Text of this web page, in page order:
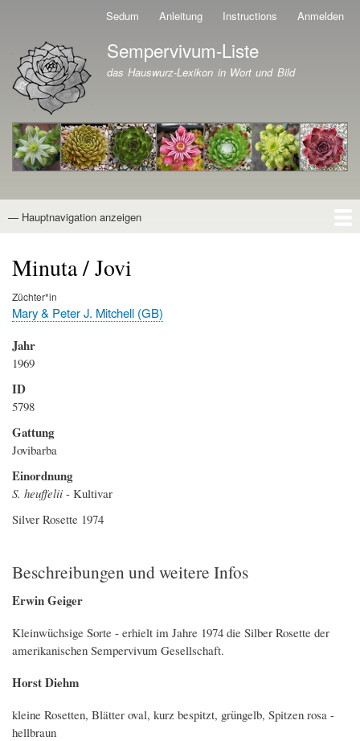
Direkt
zum
Inhalt
Sedum Anleitung Instructions Anmelden
Branding der Website
Sempervivum-Liste
das Hauswurz-Lexikon in Wort und Bild
Hauptnavigation
— Hauptnavigation anzeigen
Minuta / Jovi
Züchter*in
Mary & Peter J. Mitchell (GB)
Jahr
1969
ID
5798
Gattung
Jovibarba
Einordnung
S. heuffelii - Kultivar
Silver Rosette 1974
Beschreibungen und weitere Infos
Erwin Geiger
Kleinwüchsige Sorte - erhielt im Jahre 1974 die Silber Rosette der
amerikanischen Sempervivum Gesellschaft.
Horst Diehm
kleine Rosetten, Blätter oval, kurz bespitzt, grüngelb, Spitzen rosa -
hellbraun